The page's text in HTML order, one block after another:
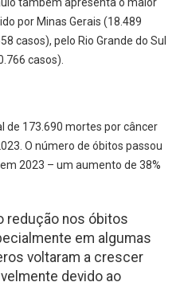
por Minas Gerais (18.489
casos), pelo Rio Grande do Sul
casos).
de 173.690 mortes por câncer
O número de óbitos passou
2023 – um aumento de 38%
redução nos óbitos
em algumas
voltaram a crescer
devido ao